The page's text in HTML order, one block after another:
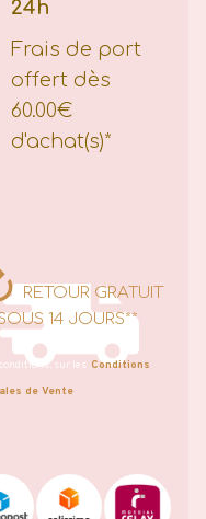
24h
Frais de port
offert dès
60.00€
d'achat(s)*
RETOUR GRATUIT
14 JOURS**
sur les Conditions
de Vente